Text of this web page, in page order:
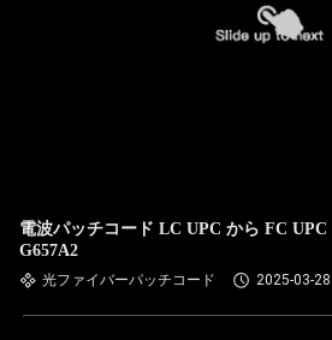
電波パッチコード LC UPC から FC UPC
G657A2
光ファイバーパッチコード 2025-03-28